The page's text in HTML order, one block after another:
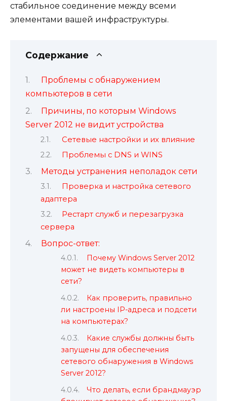
стабильное соединение между всеми
элементами вашей инфраструктуры.
Содержание
Проблемы с обнаружением
компьютеров в сети
Причины, по которым Windows
Server 2012 не видит устройства
Сетевые настройки и их влияние
Проблемы с DNS и WINS
Методы устранения неполадок сети
Проверка и настройка сетевого
адаптера
Рестарт служб и перезагрузка
сервера
Вопрос-ответ:
Почему Windows Server 2012
может не видеть компьютеры в
сети?
Как проверить, правильно
ли настроены IP-адреса и подсети
на компьютерах?
Какие службы должны быть
запущены для обеспечения
сетевого обнаружения в Windows
Server 2012?
Что делать, если брандмауэр